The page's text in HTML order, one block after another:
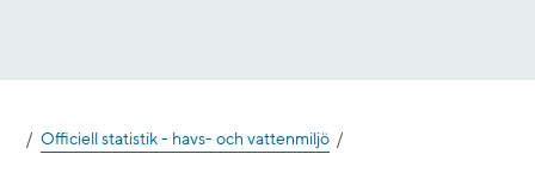
Officiell statistik - havs- och vattenmiljö